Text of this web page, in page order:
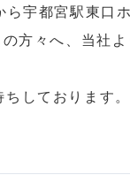
宇都宮駅東口
方々へ、当社よ
しております。